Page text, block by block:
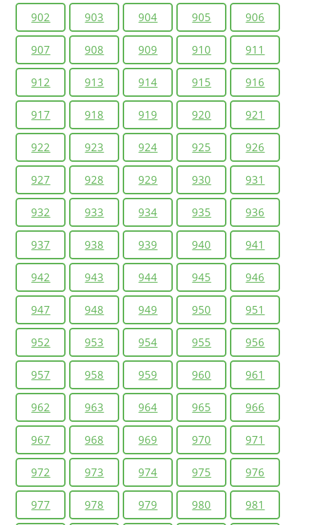
902 903 904 905 906
907 908 909 910 911
912 913 914 915 916
917 918 919 920 921
922 923 924 925 926
927 928 929 930 931
932 933 934 935 936
937 938 939 940 941
942 943 944 945 946
947 948 949 950 951
952 953 954 955 956
957 958 959 960 961
962 963 964 965 966
967 968 969 970 971
972 973 974 975 976
977 978 979 980 981